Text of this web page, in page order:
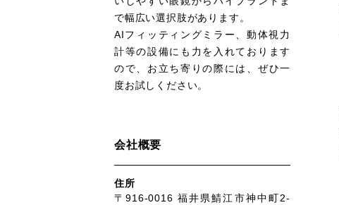
で幅広い選択肢があります。
AIフィッティングミラー、動体視力
計等の設備にも力を入れております
ので、お立ち寄りの際には、ぜひ一
度お試しください。
会社概要
住所
〒916-0016 福井県鯖江市神中町2-